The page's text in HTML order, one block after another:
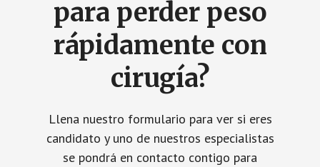
para perder peso
rápidamente con
cirugía?
Llena nuestro formulario para ver si eres
candidato y uno de nuestros especialistas
se pondrá en contacto contigo para